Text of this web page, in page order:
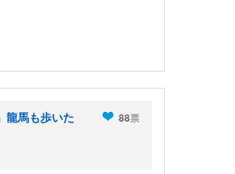
龍馬も歩いた
88票